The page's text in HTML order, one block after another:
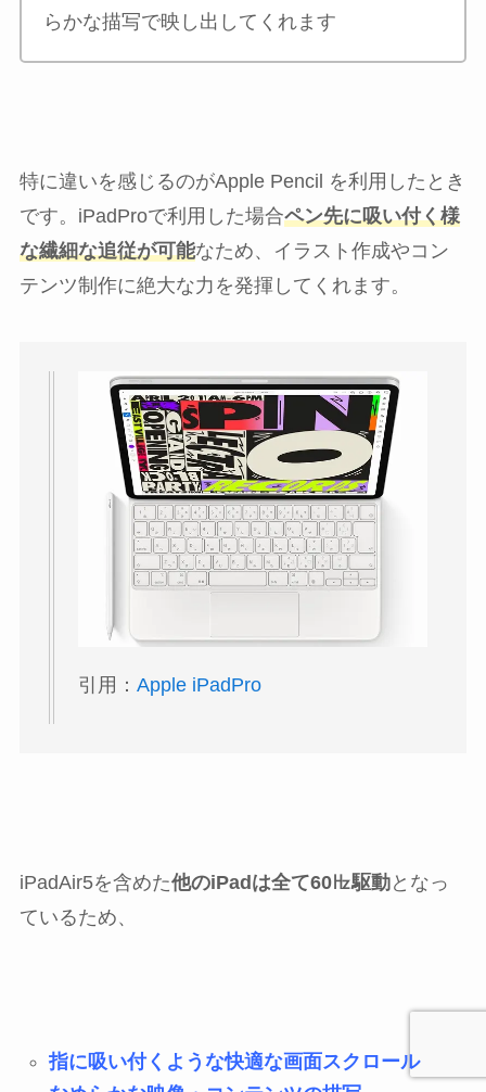
らかな描写で映し出してくれます
特に違いを感じるのがApple Pencil を利用したとき
です。iPadProで利用した場合ペン先に吸い付く様
な繊細な追従が可能なため、イラスト作成やコン
テンツ制作に絶大な力を発揮してくれます。
引用： Apple iPadPro
iPadAir5を含めた他のiPadは全て60㎐駆動となっ
ているため、
指に吸い付くような快適な画面スクロール